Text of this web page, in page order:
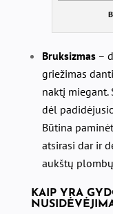
Bruksizmas–
griežimas
naktį miegant.
dėl
Būtina
atsirasi dar ir
aukštų
KAIP YRA